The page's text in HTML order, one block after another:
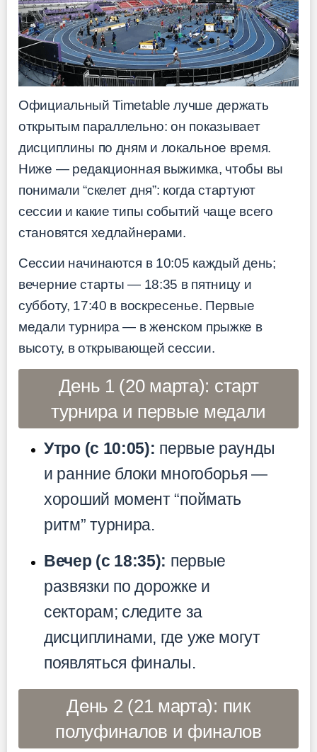
Официальный Timetable лучше держать
открытым параллельно: он показывает
дисциплины по дням и локальное время.
Ниже — редакционная выжимка, чтобы вы
понимали “скелет дня”: когда стартуют
сессии и какие типы событий чаще всего
становятся хедлайнерами.
Сессии начинаются в 10:05 каждый день;
вечерние старты — 18:35 в пятницу и
субботу, 17:40 в воскресенье. Первые
медали турнира — в женском прыжке в
высоту, в открывающей сессии.
День 1 (20 марта): старт
турнира и первые медали
Утро (с 10:05): первые раунды
и ранние блоки многоборья —
хороший момент “поймать
ритм” турнира.
Вечер (с 18:35): первые
развязки по дорожке и
секторам; следите за
дисциплинами, где уже могут
появляться финалы.
День 2 (21 марта): пик
полуфиналов и финалов